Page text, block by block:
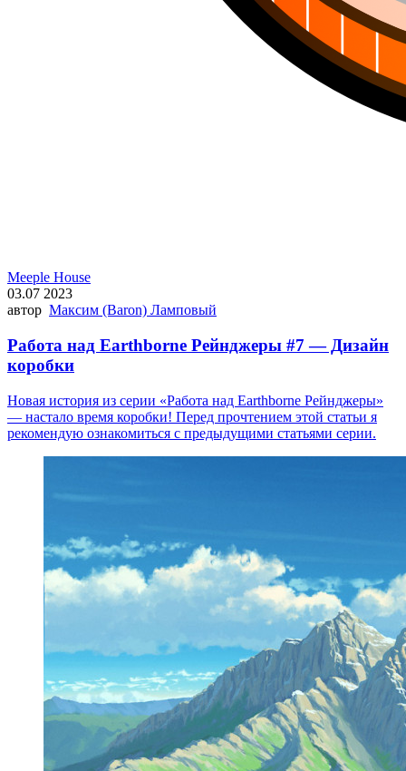
Meeple House
03.07 2023
автор Максим (Baron) Ламповый
Работа над Earthborne Рейнджеры #7 — Дизайн
коробки
Новая история из серии «Работа над Earthborne Рейнджеры»
— настало время коробки! Перед прочтением этой статьи я
рекомендую ознакомиться с предыдущими статьями серии.